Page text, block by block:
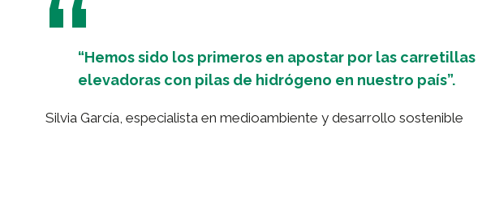
“Hemos sido los primeros en apostar por las carretillas
elevadoras con pilas de hidrógeno en nuestro país”.
Silvia García, especialista en medioambiente y desarrollo sostenible